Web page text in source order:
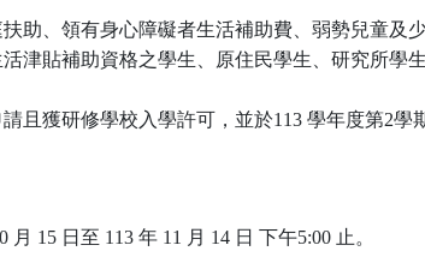
助、領有身心障礙者生活補助費、弱勢兒童及
津貼補助資格之學生、原住民學生、研究所學
且獲研修學校入學許可，並於113 學年度第2學
15 日至 113 年 11 月 14 日 下午5:00 止。